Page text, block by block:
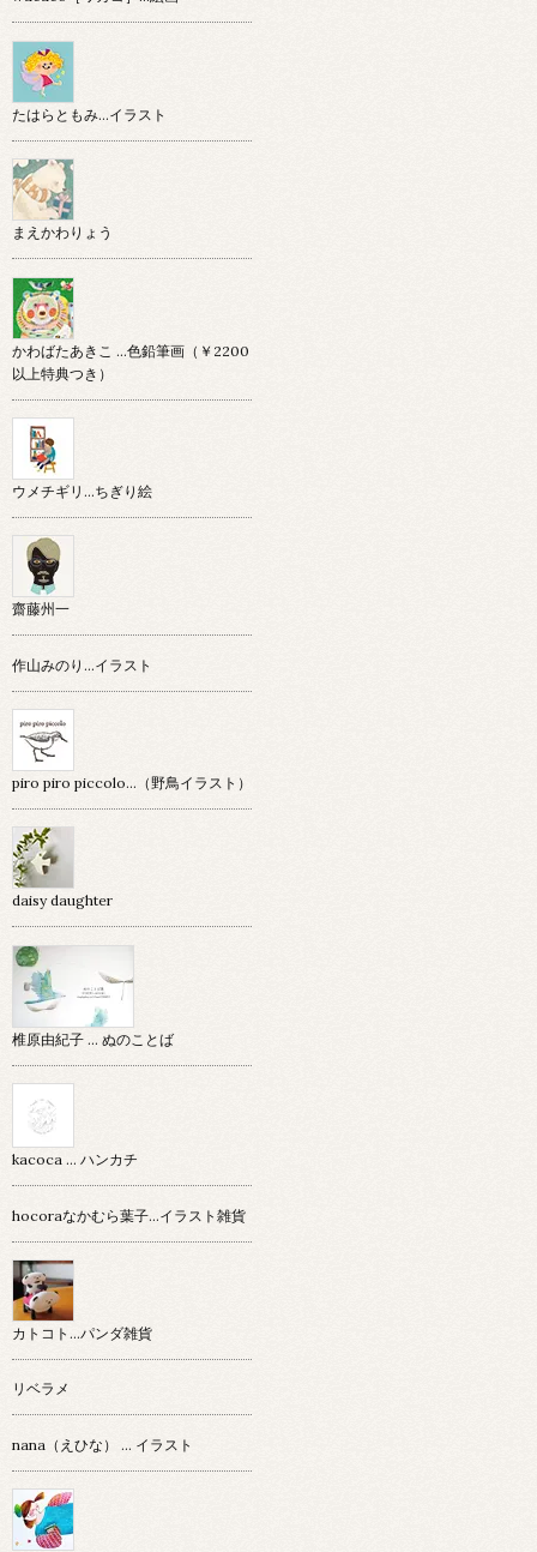
たはらともみ…イラスト
まえかわりょう
かわばたあきこ …色鉛筆画（￥2200
以上特典つき）
ウメチギリ…ちぎり絵
齋藤州一
作山みのり…イラスト
piro piro piccolo…（野鳥イラスト）
daisy daughter
椎原由紀子 ... ぬのことば
kacoca ... ハンカチ
hocoraなかむら葉子…イラスト雑貨
カトコト…パンダ雑貨
リベラメ
nana（えひな） … イラスト